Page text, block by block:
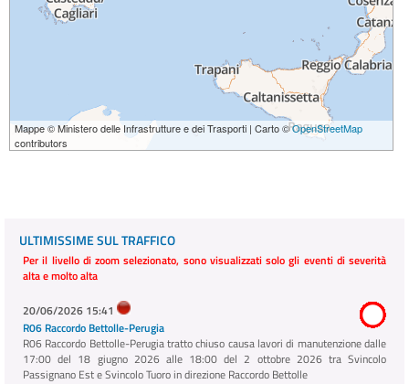
Mappe © Ministero delle Infrastrutture e dei Trasporti | Carto ©OpenStreetMap
contributors
ULTIMISSIME SUL TRAFFICO
Per il livello di zoom selezionato, sono visualizzati solo gli eventi di severità
alta e molto alta
20/06/2026 15:41
R06 Raccordo Bettolle-Perugia
R06 Raccordo Bettolle-Perugia tratto chiuso causa lavori di manutenzione dalle
17:00 del 18 giugno 2026 alle 18:00 del 2 ottobre 2026 tra Svincolo
Passignano Est e Svincolo Tuoro in direzione Raccordo Bettolle